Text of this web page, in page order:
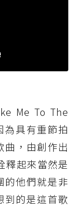
Me To The
為具有重節拍
曲，由創作出
釋起來當然是
的他們就是非
到的是這首歌